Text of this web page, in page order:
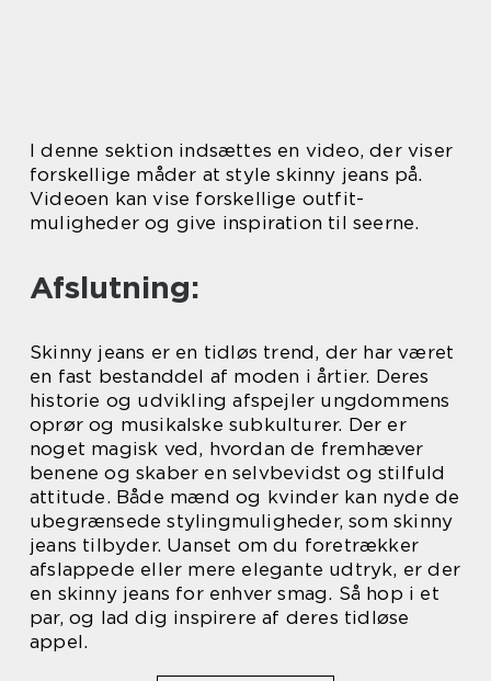
I denne sektion indsættes en video, der viser
forskellige måder at style skinny jeans på.
Videoen kan vise forskellige outfit-
muligheder og give inspiration til seerne.
Afslutning:
Skinny jeans er en tidløs trend, der har været
en fast bestanddel af moden i årtier. Deres
historie og udvikling afspejler ungdommens
oprør og musikalske subkulturer. Der er
noget magisk ved, hvordan de fremhæver
benene og skaber en selvbevidst og stilfuld
attitude. Både mænd og kvinder kan nyde de
ubegrænsede stylingmuligheder, som skinny
jeans tilbyder. Uanset om du foretrækker
afslappede eller mere elegante udtryk, er der
en skinny jeans for enhver smag. Så hop i et
par, og lad dig inspirere af deres tidløse
appel.